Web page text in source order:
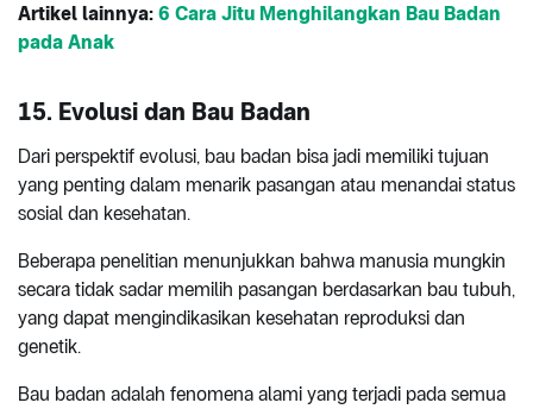
Artikel lainnya: 6 Cara Jitu Menghilangkan Bau Badan
pada Anak
15. Evolusi dan Bau Badan
Dari perspektif evolusi, bau badan bisa jadi memiliki tujuan
yang penting dalam menarik pasangan atau menandai status
sosial dan kesehatan.
Beberapa penelitian menunjukkan bahwa manusia mungkin
secara tidak sadar memilih pasangan berdasarkan bau tubuh,
yang dapat mengindikasikan kesehatan reproduksi dan
genetik.
Bau badan adalah fenomena alami yang terjadi pada semua